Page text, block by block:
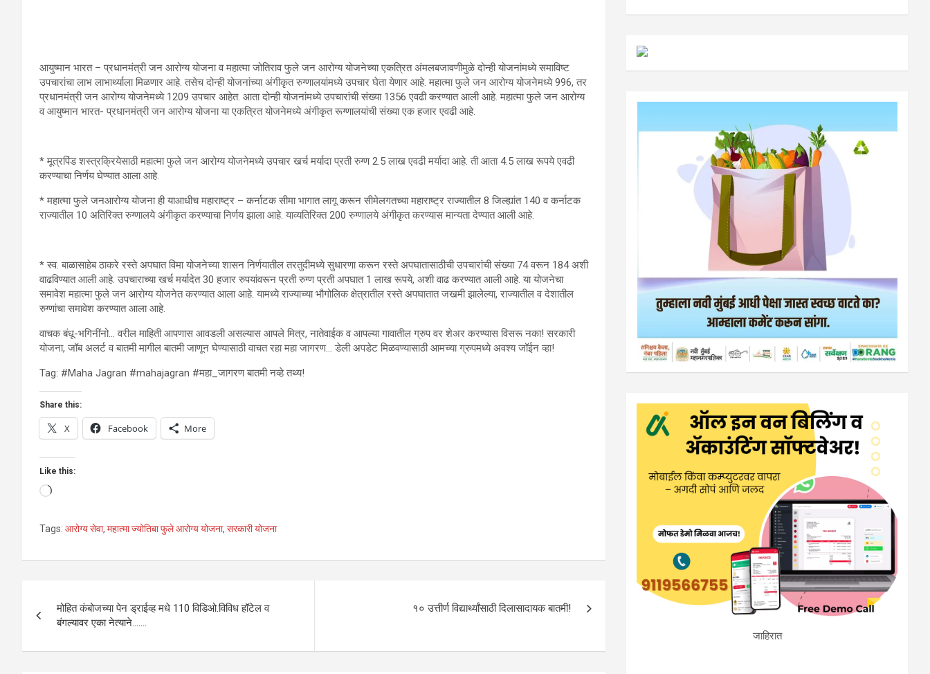
आयुष्मान भारत – प्रधानमंत्री जन आरोग्य योजना व महात्मा जोतिराव फुले जन आरोग्य योजनेच्या एकत्रित अंमलबजावणीमुळे दोन्ही योजनांमध्ये समाविष्ट
उपचारांचा लाभ लाभार्थ्याला मिळणार आहे. तसेच दोन्ही योजनांच्या अंगीकृत रुग्णालयांमध्ये उपचार घेता येणार आहे. महात्मा फुले जन आरोग्य योजनेमध्ये 996, तर
प्रधानमंत्री जन आरोग्य योजनेमध्ये 1209 उपचार आहेत. आता दोन्ही योजनांमध्ये उपचारांची संख्या 1356 एवढी करण्यात आली आहे. महात्मा फुले जन आरोग्य
व आयुष्मान भारत- प्रधानमंत्री जन आरोग्य योजना या एकत्रित योजनेमध्ये अंगीकृत रूग्णालयांची संख्या एक हजार एवढी आहे.
* मूत्रपिंड शस्त्रक्रियेसाठी महात्मा फुले जन आरोग्य योजनेमध्ये उपचार खर्च मर्यादा प्रती रुग्ण 2.5 लाख एवढी मर्यादा आहे. ती आता 4.5 लाख रूपये एवढी
करण्याचा निर्णय घेण्यात आला आहे.
* महात्मा फुले जनआरोग्य योजना ही याआधीच महाराष्ट्र – कर्नाटक सीमा भागात लागू करून सीमेलगतच्या महाराष्ट्र राज्यातील 8 जिल्ह्यांत 140 व कर्नाटक
राज्यातील 10 अतिरिक्त रुग्णालये अंगीकृत करण्याचा निर्णय झाला आहे. याव्यतिरिक्त 200 रुग्णालये अंगीकृत करण्यास मान्यता देण्यात आली आहे.
* स्व. बाळासाहेब ठाकरे रस्ते अपघात विमा योजनेच्या शासन निर्णयातील तरतुदीमध्ये सुधारणा करून रस्ते अपघातासाठीची उपचारांची संख्या 74 वरून 184 अशी
वाढविण्यात आली आहे. उपचाराच्या खर्च मर्यादेत 30 हजार रुपयांवरून प्रती रुग्ण प्रती अपघात 1 लाख रूपये, अशी वाढ करण्यात आली आहे. या योजनेचा
समावेश महात्मा फुले जन आरोग्य योजनेत करण्यात आला आहे. यामध्ये राज्याच्या भौगोलिक क्षेत्रातील रस्ते अपघातात जखमी झालेल्या, राज्यातील व देशातील
रुग्णांचा समावेश करण्यात आला आहे.
वाचक बंधू-भगिनींनो… वरील माहिती आपणास आवडली असल्यास आपले मित्र, नातेवाईक व आपल्या गावातील ग्रुप वर शेअर करण्यास विसरू नका! सरकारी
योजना, जॉब अलर्ट व बातमी मागील बातमी जाणून घेण्यासाठी वाचत रहा महा जागरण… डेली अपडेट मिळवण्यासाठी आमच्या ग्रुपमध्ये अवश्य जॉईन व्हा!
Tag: #Maha Jagran #mahajagran #महा_जागरण बातमी नव्हे तथ्य!
Share this:
X Facebook More
Like this:
Loading…
Tags: आरोग्य सेवा, महात्मा ज्योतिबा फुले आरोग्य योजना, सरकारी योजना
navigation
मोहित कंबोजच्या पेन ड्राईव्ह मधे 110 विडिओ.विविध हॉटेल व
बंगल्यावर एका नेत्याने…….
१० उत्तीर्ण विद्यार्थ्यांसाठी दिलासादायक बातमी!
जाहिरात